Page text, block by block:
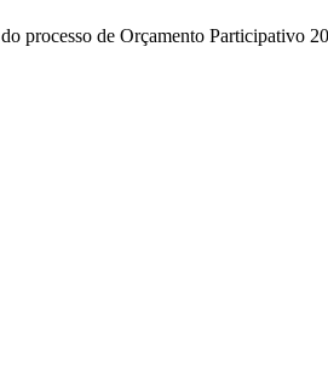
processo de Orçamento Participativo